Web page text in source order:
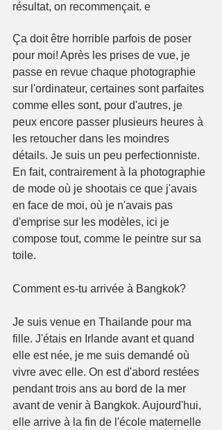
résultat, on recommençait. e
Ça doit être horrible parfois de poser
pour moi! Après les prises de vue, je
passe en revue chaque photographie
sur l'ordinateur, certaines sont parfaites
comme elles sont, pour d'autres, je
peux encore passer plusieurs heures à
les retoucher dans les moindres
détails. Je suis un peu perfectionniste.
En fait, contrairement à la photographie
de mode où je shootais ce que j'avais
en face de moi, où je n'avais pas
d'emprise sur les modèles, ici je
compose tout, comme le peintre sur sa
toile.
Comment es-tu arrivée à Bangkok?
Je suis venue en Thailande pour ma
fille. J'étais en Irlande avant et quand
elle est née, je me suis demandé où
vivre avec elle. On est d'abord restées
pendant trois ans au bord de la mer
avant de venir à Bangkok. Aujourd'hui,
elle arrive à la fin de l'école maternelle